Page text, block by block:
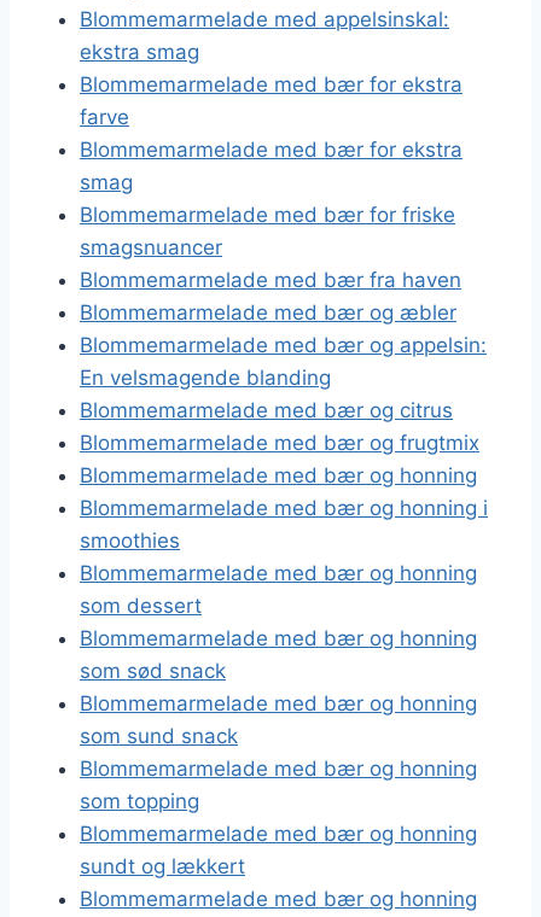
Blommemarmelade med appelsinskal:
ekstra smag
Blommemarmelade med bær for ekstra
farve
Blommemarmelade med bær for ekstra
smag
Blommemarmelade med bær for friske
smagsnuancer
Blommemarmelade med bær fra haven
Blommemarmelade med bær og æbler
Blommemarmelade med bær og appelsin:
En velsmagende blanding
Blommemarmelade med bær og citrus
Blommemarmelade med bær og frugtmix
Blommemarmelade med bær og honning
Blommemarmelade med bær og honning i
smoothies
Blommemarmelade med bær og honning
som dessert
Blommemarmelade med bær og honning
som sød snack
Blommemarmelade med bær og honning
som sund snack
Blommemarmelade med bær og honning
som topping
Blommemarmelade med bær og honning
sundt og lækkert
Blommemarmelade med bær og honning